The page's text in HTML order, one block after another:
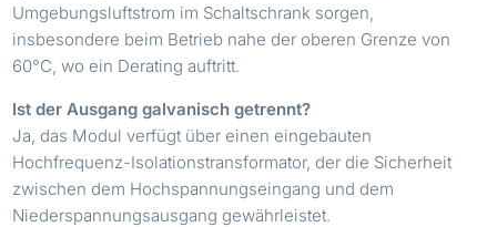
Umgebungsluftstrom im Schaltschrank sorgen,
insbesondere beim Betrieb nahe der oberen Grenze von
60°C, wo ein Derating auftritt.
Ist der Ausgang galvanisch getrennt?
Ja, das Modul verfügt über einen eingebauten
Hochfrequenz-Isolationstransformator, der die Sicherheit
zwischen dem Hochspannungseingang und dem
Niederspannungsausgang gewährleistet.